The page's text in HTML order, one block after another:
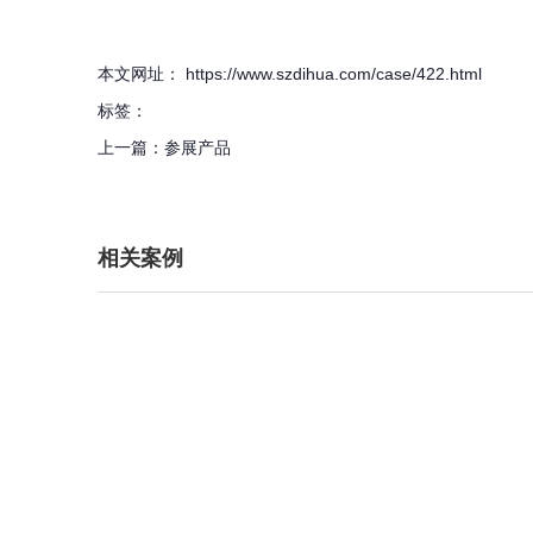
本文网址： https://www.szdihua.com/case/422.html
标签：
上一篇： 参展产品
相关案例